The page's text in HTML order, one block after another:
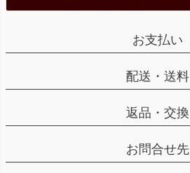
お支払い
配送・送料
返品・交換
お問合せ先